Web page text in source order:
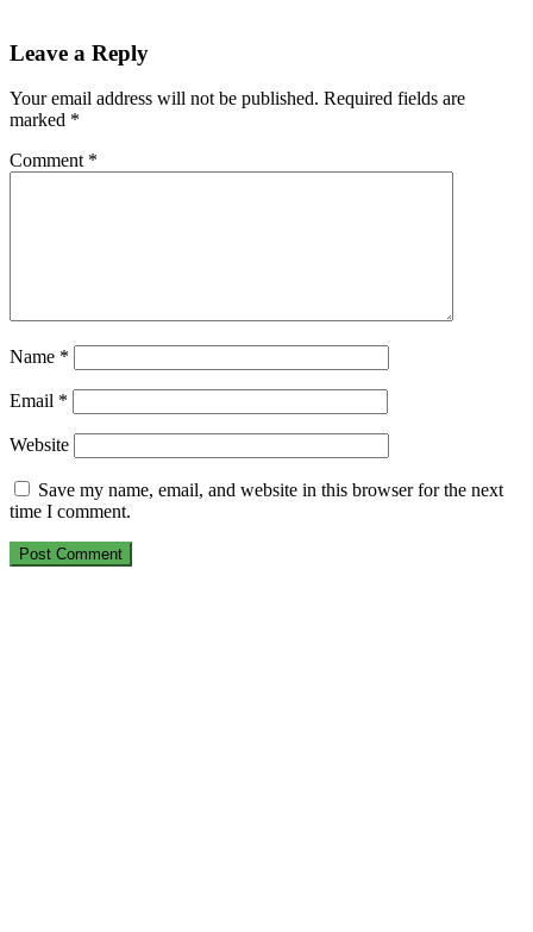
Leave a Reply
Your email address will not be published. Required fields are
marked *
Comment *
Name *
Email *
Website
Save my name, email, and website in this browser for the next
time I comment.